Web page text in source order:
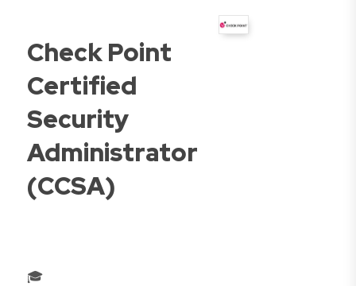
Check Point
Certified
Security
Administrator
(CCSA)
🎓